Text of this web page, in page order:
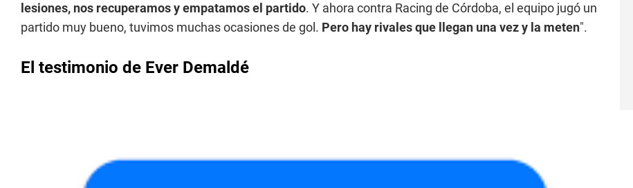
lesiones, nos recuperamos y empatamos el partido. Y ahora contra Racing de Córdoba, el equipo jugó un
partido muy bueno, tuvimos muchas ocasiones de gol. Pero hay rivales que llegan una vez y la meten".
El testimonio de Ever Demaldé